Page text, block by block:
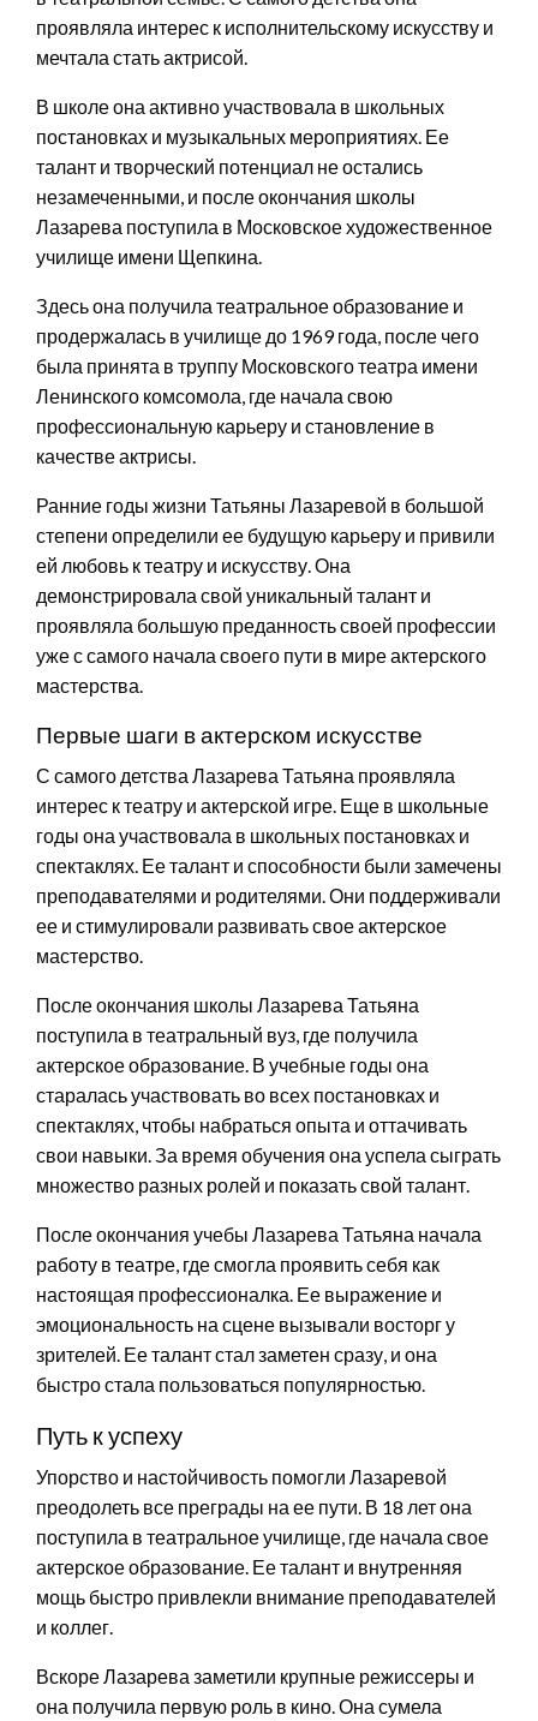
проявляла интерес к исполнительскому искусству и
мечтала стать актрисой.
В школе она активно участвовала в школьных
постановках и музыкальных мероприятиях. Ее
талант и творческий потенциал не остались
незамеченными, и после окончания школы
Лазарева поступила в Московское художественное
училище имени Щепкина.
Здесь она получила театральное образование и
продержалась в училище до 1969 года, после чего
была принята в труппу Московского театра имени
Ленинского комсомола, где начала свою
профессиональную карьеру и становление в
качестве актрисы.
Ранние годы жизни Татьяны Лазаревой в большой
степени определили ее будущую карьеру и привили
ей любовь к театру и искусству. Она
демонстрировала свой уникальный талант и
проявляла большую преданность своей профессии
уже с самого начала своего пути в мире актерского
мастерства.
Первые шаги в актерском искусстве
С самого детства Лазарева Татьяна проявляла
интерес к театру и актерской игре. Еще в школьные
годы она участвовала в школьных постановках и
спектаклях. Ее талант и способности были замечены
преподавателями и родителями. Они поддерживали
ее и стимулировали развивать свое актерское
мастерство.
После окончания школы Лазарева Татьяна
поступила в театральный вуз, где получила
актерское образование. В учебные годы она
старалась участвовать во всех постановках и
спектаклях, чтобы набраться опыта и оттачивать
свои навыки. За время обучения она успела сыграть
множество разных ролей и показать свой талант.
После окончания учебы Лазарева Татьяна начала
работу в театре, где смогла проявить себя как
настоящая профессионалка. Ее выражение и
эмоциональность на сцене вызывали восторг у
зрителей. Ее талант стал заметен сразу, и она
быстро стала пользоваться популярностью.
Путь к успеху
Упорство и настойчивость помогли Лазаревой
преодолеть все преграды на ее пути. В 18 лет она
поступила в театральное училище, где начала свое
актерское образование. Ее талант и внутренняя
мощь быстро привлекли внимание преподавателей
и коллег.
Вскоре Лазарева заметили крупные режиссеры и
она получила первую роль в кино. Она сумела